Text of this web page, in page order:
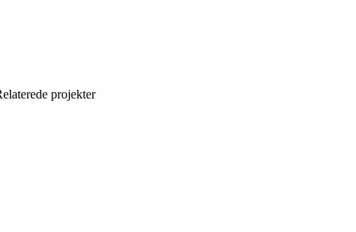
projekter